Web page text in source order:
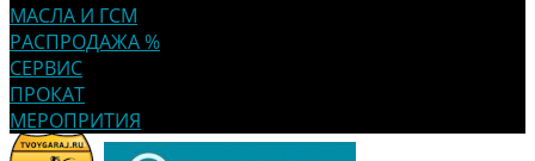
МАСЛА И ГСМ
РАСПРОДАЖА %
СЕРВИС
ПРОКАТ
МЕРОПРИТИЯ